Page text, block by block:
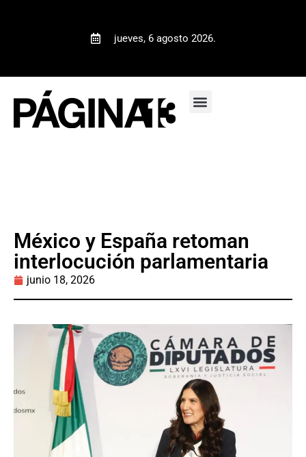
jueves, 6 agosto 2026.
México y España retoman
interlocución parlamentaria
junio 18, 2026